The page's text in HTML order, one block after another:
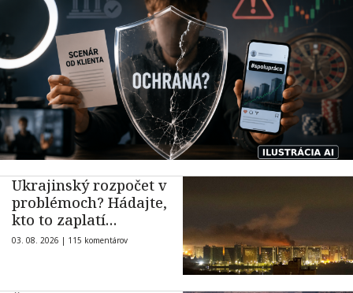
Ukrajinský rozpočet v
problémoch? Hádajte,
kto to zaplatí…
03. 08. 2026 | 115 komentárov